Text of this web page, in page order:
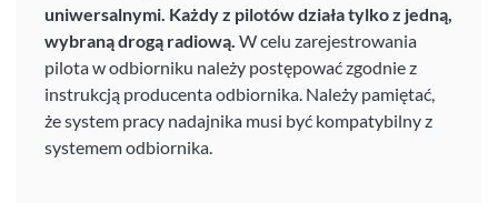
uniwersalnymi. Każdy z pilotów działa tylko z jedną,
wybraną drogą radiową. W celu zarejestrowania
pilota w odbiorniku należy postępować zgodnie z
instrukcją producenta odbiornika. Należy pamiętać,
że system pracy nadajnika musi być kompatybilny z
systemem odbiornika.